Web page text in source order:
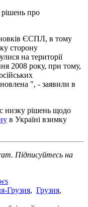
про
ЄСПЛ, в тому
сторону
на території
2008 року, при тому,
​", - заявили в
низку рішень щодо
в Україні взимку
Підписуйтесь на
Грузия, Грузия,